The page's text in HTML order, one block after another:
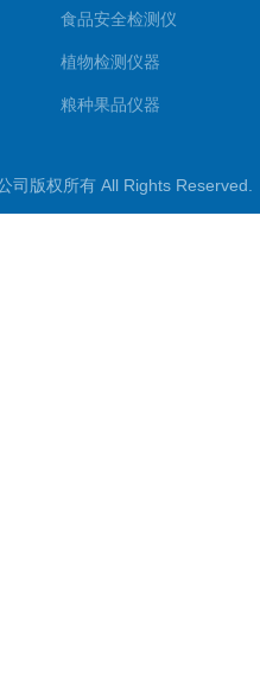
食品安全检测仪
植物检测仪器
粮种果品仪器
水质检测仪
司版权所有 All Rights